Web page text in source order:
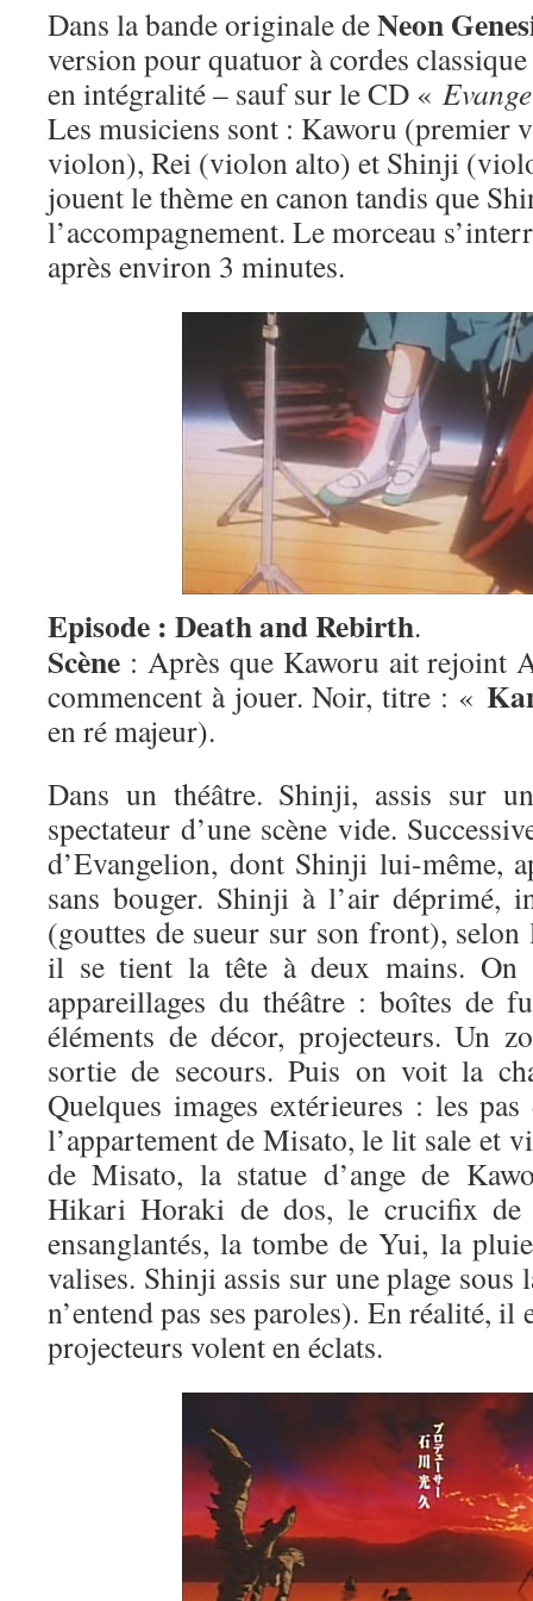
Dans la bande originale deNeon
version pour quatuor à cordes
en intégralité – sauf sur le CD «
Les musiciens sont : Kaworu (premier
violon), Rei (violon alto) et Shinji
jouent le thème en canon tandis que
l’accompagnement. Le morceau
après environ 3 minutes.
Episode : Death and Rebirth.
Scène : Après que Kaworu ait rejoint
commencent à jouer. Noir, titre : «
en ré majeur).
Dans un théâtre. Shinji, assis sur
spectateur d’une scène vide.
d’Evangelion, dont Shinji lui-même,
sans bouger. Shinji à l’air déprimé,
(gouttes de sueur sur son front), selon
il se tient la tête à deux mains. On
appareillages du théâtre : boîtes de
éléments de décor, projecteurs. Un
sortie de secours. Puis on voit la
Quelques images extérieures : les
l’appartement de Misato, le lit sale et
de Misato, la statue d’ange de
Hikari Horaki de dos, le crucifix de
ensanglantés, la tombe de Yui, la
valises. Shinji assis sur une plage
n’entend pas ses paroles). En réalité, il
projecteurs volent en éclats.